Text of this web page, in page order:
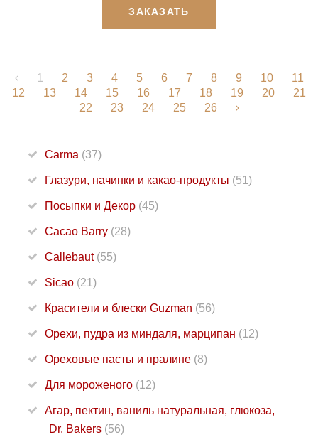
ЗАКАЗАТЬ
1 2 3 4 5 6 7 8 9 10
11
12
13 14 15 16 17 18 19 20
21
22
23 24 25 26
Carma (37)
Глазури, начинки и какао-продукты (51)
Посыпки и Декор (45)
Cacao Barry (28)
Callebaut (55)
Sicao (21)
Красители и блески Guzman (56)
Орехи, пудра из миндаля, марципан (12)
Ореховые пасты и пралине (8)
Для мороженого (12)
Агар, пектин, ваниль натуральная, глюкоза,
Dr. Bakers (56)